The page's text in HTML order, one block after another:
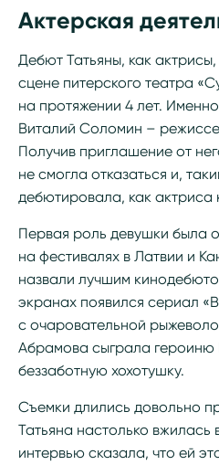
Актерская
Дебют Татьяны, как актрисы,
сцене питерского театра
на протяжении 4 лет.
Виталий Соломин –
Получив приглашение от
не смогла отказаться и,
дебютировала, как актриса
Первая роль девушки была
на фестивалях в Латвии и
назвали лучшим
экранах появился сериал
с очаровательной
Абрамова сыграла
беззаботную хохотушку.
Съемки длились довольно
Татьяна настолько вжилась
интервью сказала, что ей